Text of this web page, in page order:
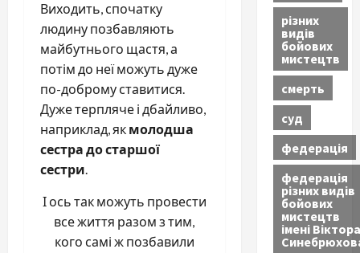
Виходить, спочатку
людину позбавляють
майбутнього щастя, а
потім до неї можуть дуже
по-доброму ставитися.
Дуже терпляче і дбайливо,
наприклад, як молодша
сестра до старшої
сестри.
І ось так можуть провести
все життя разом з тим,
кого самі ж позбавили
різних
видів
бойових
мистецтв
смерть
суд
федерація
федерація
різних видів
бойових
мистецтв
імені Віктора